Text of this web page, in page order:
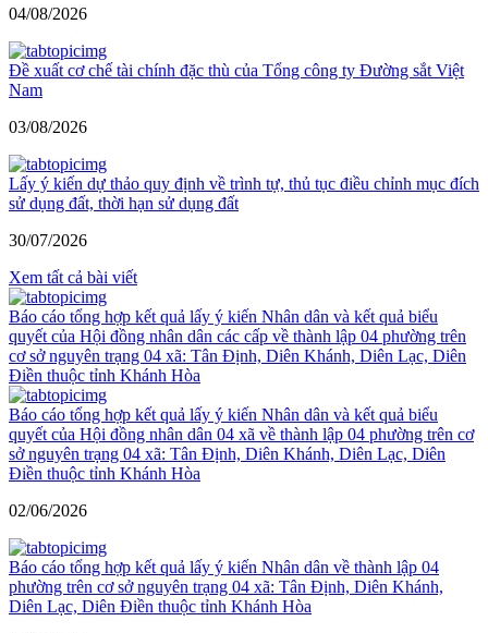
04/08/2026
Đề xuất cơ chế tài chính đặc thù của Tổng công ty Đường sắt Việt
Nam
03/08/2026
Lấy ý kiến dự thảo quy định về trình tự, thủ tục điều chỉnh mục đích
sử dụng đất, thời hạn sử dụng đất
30/07/2026
Xem tất cả bài viết
Báo cáo tổng hợp kết quả lấy ý kiến Nhân dân và kết quả biểu
quyết của Hội đồng nhân dân các cấp về thành lập 04 phường trên
cơ sở nguyên trạng 04 xã: Tân Định, Diên Khánh, Diên Lạc, Diên
Điền thuộc tỉnh Khánh Hòa
Báo cáo tổng hợp kết quả lấy ý kiến Nhân dân và kết quả biểu
quyết của Hội đồng nhân dân 04 xã về thành lập 04 phường trên cơ
sở nguyên trạng 04 xã: Tân Định, Diên Khánh, Diên Lạc, Diên
Điền thuộc tỉnh Khánh Hòa
02/06/2026
Báo cáo tổng hợp kết quả lấy ý kiến Nhân dân về thành lập 04
phường trên cơ sở nguyên trạng 04 xã: Tân Định, Diên Khánh,
Diên Lạc, Diên Điền thuộc tỉnh Khánh Hòa